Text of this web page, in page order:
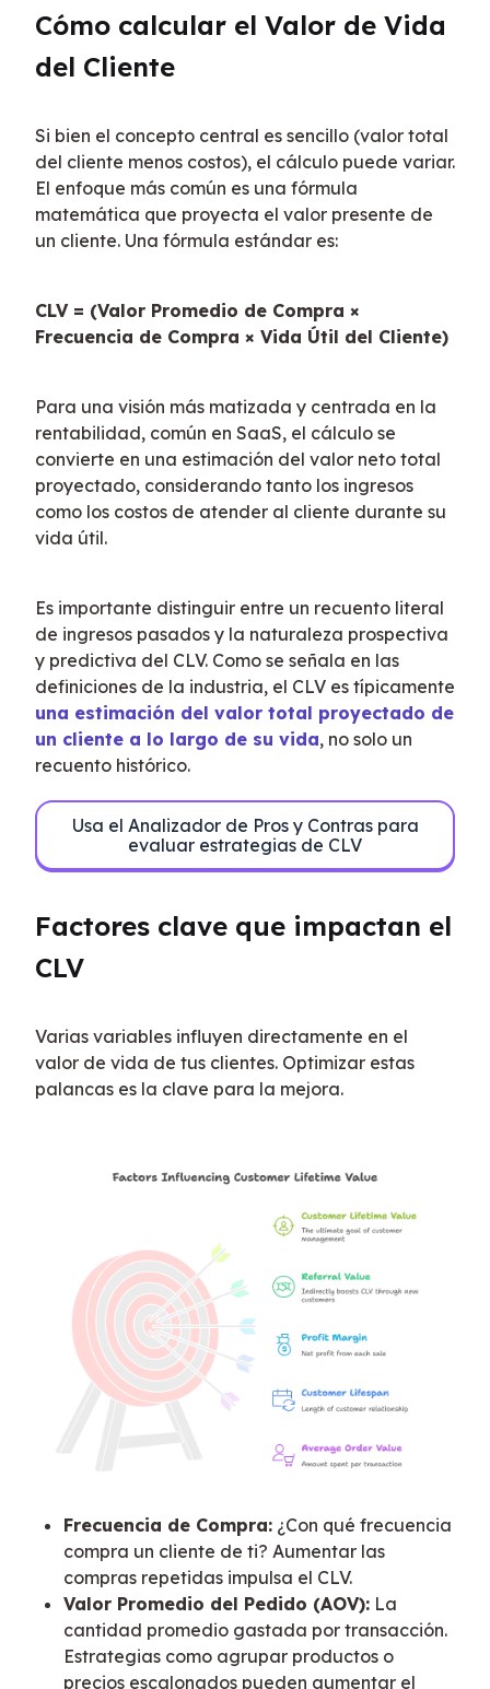
Cómo calcular el Valor de Vida
del Cliente
Si bien el concepto central es sencillo (valor total
del cliente menos costos), el cálculo puede variar.
El enfoque más común es una fórmula
matemática que proyecta el valor presente de
un cliente. Una fórmula estándar es:
CLV = (Valor Promedio de Compra ×
Frecuencia de Compra × Vida Útil del Cliente)
Para una visión más matizada y centrada en la
rentabilidad, común en SaaS, el cálculo se
convierte en una estimación del valor neto total
proyectado, considerando tanto los ingresos
como los costos de atender al cliente durante su
vida útil.
Es importante distinguir entre un recuento literal
de ingresos pasados y la naturaleza prospectiva
y predictiva del CLV. Como se señala en las
una estimación del valor total proyectado de
un cliente a lo largo de su vida, no solo un
recuento histórico.
Usa el Analizador de Pros y Contras para
evaluar estrategias de CLV
Factores clave que impactan el
CLV
Varias variables influyen directamente en el
valor de vida de tus clientes. Optimizar estas
palancas es la clave para la mejora.
Frecuencia de Compra: ¿Con qué frecuencia
compra un cliente de ti? Aumentar las
compras repetidas impulsa el CLV.
Valor Promedio del Pedido (AOV): La
cantidad promedio gastada por transacción.
Estrategias como agrupar productos o
precios escalonados pueden aumentar el